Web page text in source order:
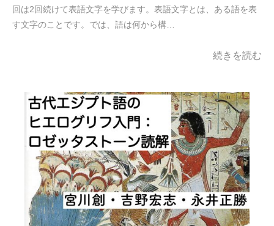
回は2回続けて表語文字を学びます。表語文字とは、ある語を表
す文字のことです。では、語は何から構…
続きを読む